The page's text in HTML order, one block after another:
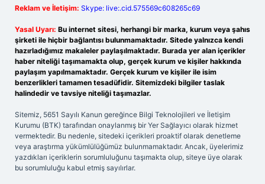
Reklam ve İletişim: Skype: live:.cid.575569c608265c69
Yasal Uyarı: Bu internet sitesi, herhangi bir marka, kurum veya şahıs
şirketi ile hiçbir bağlantısı bulunmamaktadır. Sitede yalnızca kendi
hazırladığımız makaleler paylaşılmaktadır. Burada yer alan içerikler
haber niteliği taşımamakta olup, gerçek kurum ve kişiler hakkında
paylaşım yapılmamaktadır. Gerçek kurum ve kişiler ile isim
benzerlikleri tamamen tesadüfidir. Sitemizdeki bilgiler taslak
halindedir ve tavsiye niteliği taşımazlar.
Sitemiz, 5651 Sayılı Kanun gereğince Bilgi Teknolojileri ve İletişim
Kurumu (BTK) tarafından onaylanmış bir Yer Sağlayıcı olarak hizmet
vermektedir. Bu nedenle, sitedeki içerikleri proaktif olarak denetleme
veya araştırma yükümlülüğümüz bulunmamaktadır. Ancak, üyelerimiz
yazdıkları içeriklerin sorumluluğunu taşımakta olup, siteye üye olarak
bu sorumluluğu kabul etmiş sayılırlar.